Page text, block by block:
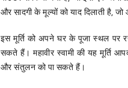
और सादगी के मूल्यों को याद दिलाती है,
इस मूर्ति को अपने घर के पूजा स्थल
सकते हैं। महावीर स्वामी की यह मूर्ति
और संतुलन को पा सकते हैं।